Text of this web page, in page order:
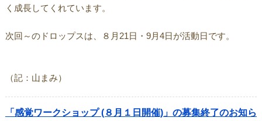
く成長してくれています。
次回～のドロップスは、８月21日・9月4日が活動日です。
（記：山まみ）
「感覚ワークショップ (８月１日開催)」の募集終了のお知ら